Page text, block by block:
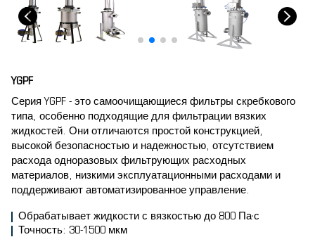
YGPF
Серия YGPF - это самоочищающиеся фильтры скребкового
типа, особенно подходящие для фильтрации вязких
жидкостей. Они отличаются простой конструкцией,
высокой безопасностью и надежностью, отсутствием
расхода одноразовых фильтрующих расходных
материалов, низкими эксплуатационными расходами и
поддерживают автоматизированное управление.
Обрабатывает жидкости с вязкостью до 800 Па·с
Точность: 30-1500 мкм